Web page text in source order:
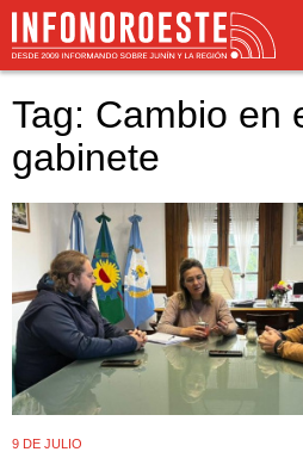
Tag: Cambio en
gabinete
9 DE JULIO